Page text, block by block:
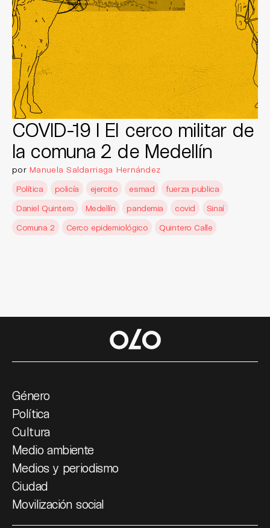
COVID-19 I El cerco militar de
la comuna 2 de Medellín
por Manuela Saldarriaga Hernández
Política
policía ejercito esmad
fuerza publica
Daniel Quintero
Medellín pandemia covid
Sinaí
Comuna 2
Cerco epidemiológico Quintero Calle
Género
Política
Cultura
Medio ambiente
Medios y periodismo
Ciudad
Movilización social